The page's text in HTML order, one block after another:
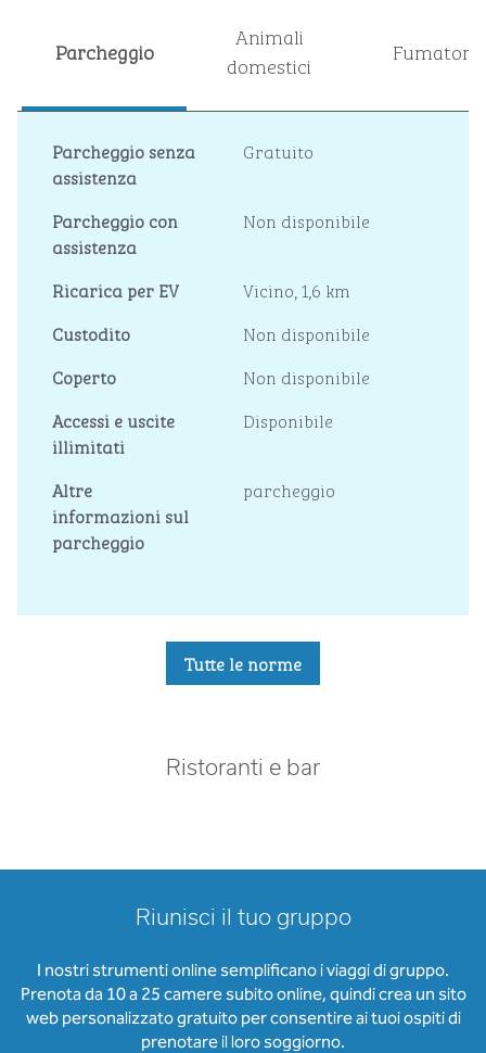
Parcheggio
Animali
domestici
Fumatori
Parcheggio senza
assistenza
Gratuito
Parcheggio con
assistenza
Non disponibile
Ricarica per EV
Vicino, 1,6 km
Custodito
Non disponibile
Coperto
Non disponibile
Accessi e uscite
illimitati
Disponibile
Altre
informazioni sul
parcheggio
parcheggio
Tutte le norme
Ristoranti e bar
Riunisci il tuo gruppo
I nostri strumenti online semplificano i viaggi di gruppo.
Prenota da 10 a 25 camere subito online, quindi crea un sito
web personalizzato gratuito per consentire ai tuoi ospiti di
prenotare il loro soggiorno.